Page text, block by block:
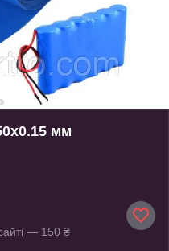
мм
— 150 ₴